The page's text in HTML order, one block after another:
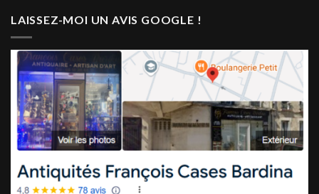
LAISSEZ-MOI UN AVIS GOOGLE !